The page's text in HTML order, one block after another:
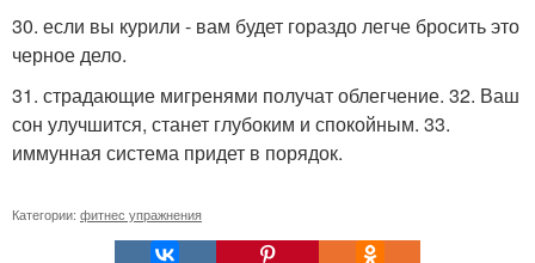
30. если вы курили - вам будет гораздо легче бросить это
черное дело.
31. страдающие мигренями получат облегчение. 32. Ваш
сон улучшится, станет глубоким и спокойным. 33.
иммунная система придет в порядок.
Категории: фитнес упражнения